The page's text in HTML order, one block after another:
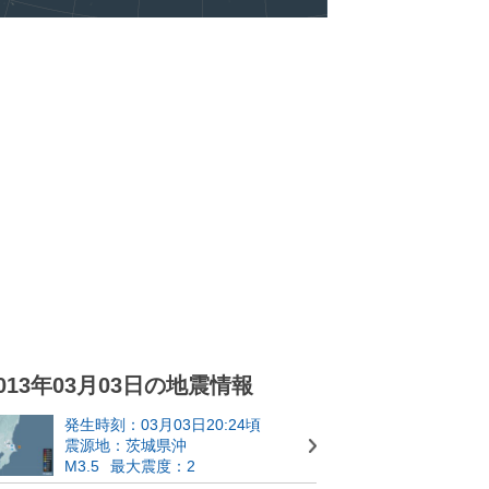
年03月03日の地震情報
発生時刻：03月03日20:24頃
震源地：茨城県沖
M3.5
最大震度：2